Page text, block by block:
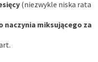
(niezwykle niska rata
naczynia miksującego za